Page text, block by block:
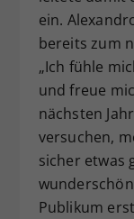
ein.
bereits zum
„Ich fühle
und freue
nächsten
versuchen,
sicher etwas
Publikum